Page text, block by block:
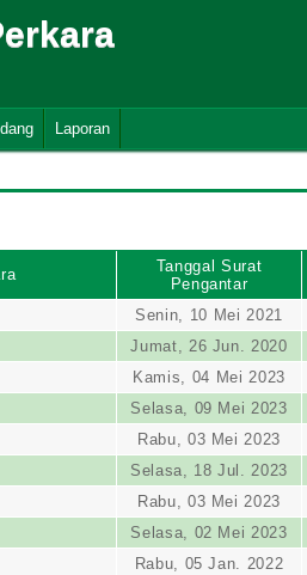
Laporan
Tanggal Surat
Pengantar
Senin, 10 Mei 2021
Jumat, 26 Jun. 2020
Kamis, 04 Mei 2023
Selasa, 09 Mei 2023
Rabu, 03 Mei 2023
Selasa, 18 Jul. 2023
Rabu, 03 Mei 2023
Selasa, 02 Mei 2023
Rabu, 05 Jan. 2022